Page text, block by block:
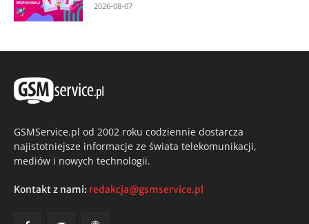
2026-08-07
GSMService.pl od 2002 roku codziennie dostarcza
najistotniejsze informacje ze świata telekomunikacji,
mediów i nowych technologii.
Kontakt z nami: redakcja@gsmservice.pl